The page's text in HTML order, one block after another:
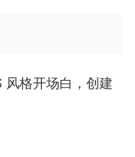
格开场白，创建